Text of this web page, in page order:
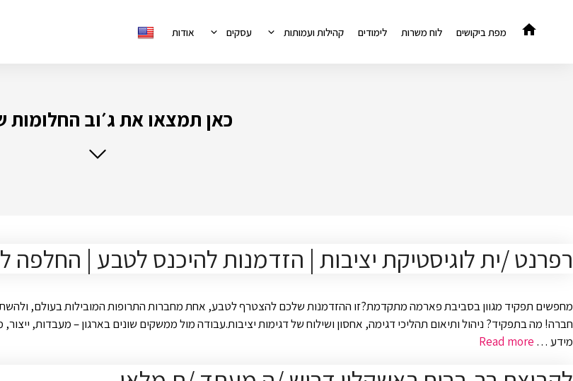
מפת ביקושים לוח משרות לימודים קהילות ועמותות עסקים אודות
כאן תמצאו את ג׳וב החלומות
רפרנט /ית לוגיסטיקת יציבות | הזדמנות להיכנס לטבע |
מחפשים תפקיד מגוון בסביבת פארמה מתקדמת?זו ההזדמנות שלכם להצטרף לטבע, אחת מחברות התרופות המובילות בעולם,
חברה! מה בתפקיד? ניהול ותיאום תהליכי דגימה, אחסון ושילוח של דגימות יציבות.עבודה מול ממשקים שונים בארגון – מעבדות,
מידע … Read more